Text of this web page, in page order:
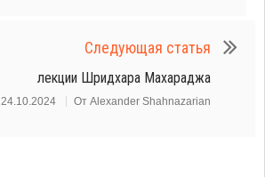
Следующая статья
лекции Шридхара Махараджа
24.10.2024 От Alexander Shahnazarian